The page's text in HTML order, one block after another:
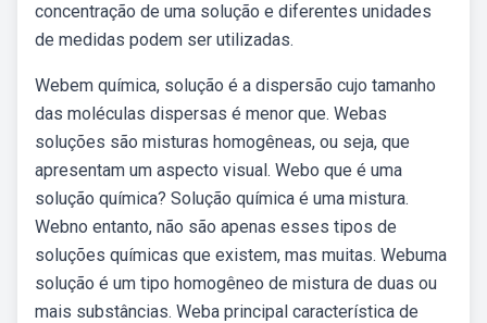
concentração de uma solução e diferentes unidades
de medidas podem ser utilizadas.
Webem química, solução é a dispersão cujo tamanho
das moléculas dispersas é menor que. Webas
soluções são misturas homogêneas, ou seja, que
apresentam um aspecto visual. Webo que é uma
solução química? Solução química é uma mistura.
Webno entanto, não são apenas esses tipos de
soluções químicas que existem, mas muitas. Webuma
solução é um tipo homogêneo de mistura de duas ou
mais substâncias. Weba principal característica de